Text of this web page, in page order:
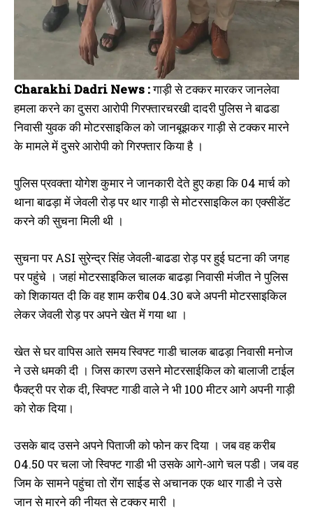
Charakhi Dadri News :गाड़ी से टक्कर मारकर जानलेवा
हमला करने का दुसरा आरोपी गिरफ्तारचरखी दादरी पुलिस ने बाढडा
निवासी युवक की मोटरसाइकिल को जानबूझकर गाड़ी से टक्कर मारने
के मामले में दुसरे आरोपी को गिरफ्तार किया है ।
पुलिस प्रवक्ता योगेश कुमार ने जानकारी देते हुए कहा कि 04 मार्च को
थाना बाढड़ा में जेवली रोड़ पर थार गाड़ी से मोटरसाइकिल का एक्सीडेंट
करने की सुचना मिली थी ।
सुचना पर ASI सुरेन्द्र सिंह जेवली-बाढडा रोड़ पर हुई घटना की जगह
पर पहुंचे । जहां मोटरसाइकिल चालक बाढड़ा निवासी मंजीत ने पुलिस
को शिकायत दी कि वह शाम करीब 04.30 बजे अपनी मोटरसाइकिल
लेकर जेवली रोड़ पर अपने खेत में गया था ।
खेत से घर वापिस आते समय स्विफ्ट गाडी चालक बाढड़ा निवासी मनोज
ने उसे धमकी दी । जिस कारण उसने मोटरसाईकिल को बालाजी टाईल
फैक्ट्री पर रोक दी, स्विफ्ट गाडी वाले ने भी 100 मीटर आगे अपनी गाड़ी
को रोक दिया।
उसके बाद उसने अपने पिताजी को फोन कर दिया । जब वह करीब
04.50 पर चला जो स्विफ्ट गाडी भी उसके आगे-आगे चल पडी। जब वह
जिम के सामने पहुंचा तो रोंग साईड से अचानक एक थार गाडी ने उसे
जान से मारने की नीयत से टक्कर मारी ।